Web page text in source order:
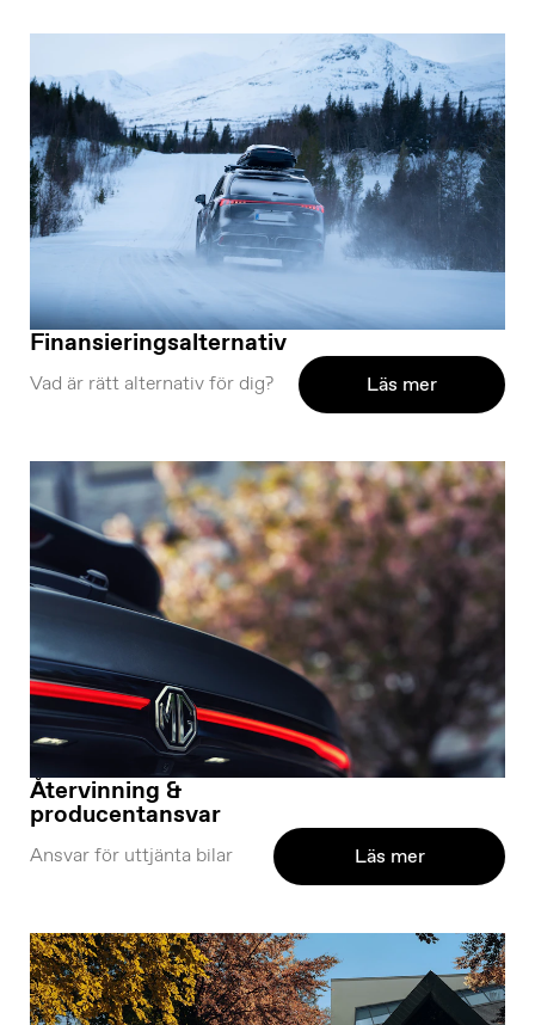
Finansieringsalternativ
Vad är rätt alternativ för dig? Läs mer
Återvinning &
producentansvar
Ansvar för uttjänta bilar Läs mer